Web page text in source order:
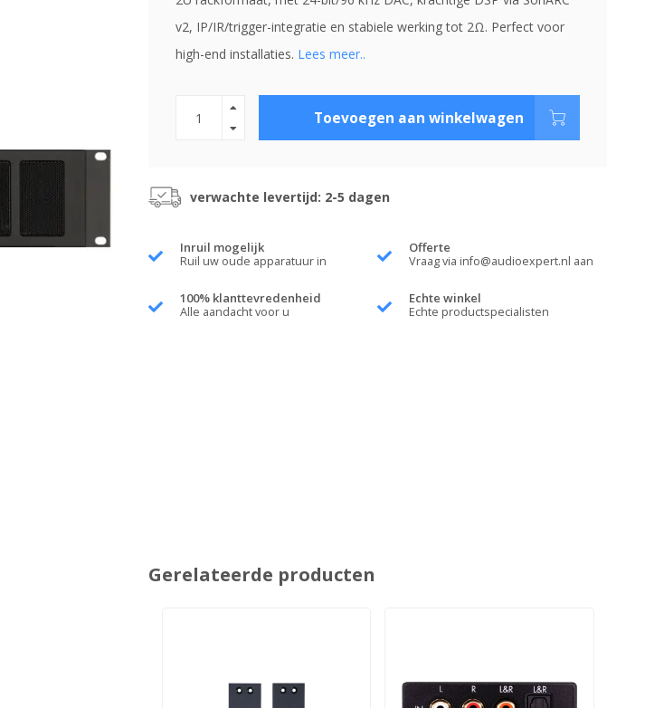
v2, IP/IR/trigger-integratie en stabiele werking tot 2Ω. Perfect voor
high-end installaties. Lees meer..
Toevoegen aan winkelwagen
verwachte levertijd: 2-5 dagen
Inruil mogelijk
Ruil uw oude apparatuur in
Offerte
Vraag via info@audioexpert.nl aan
100% klanttevredenheid
Alle aandacht voor u
Echte winkel
Echte productspecialisten
Gerelateerde producten